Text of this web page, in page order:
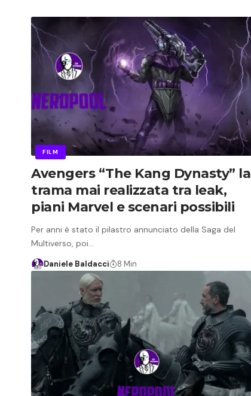
FILM
Avengers “The Kang Dynasty” la
trama mai realizzata tra leak,
piani Marvel e scenari possibili
Per anni è stato il pilastro annunciato della Saga del
Multiverso, poi…
Daniele Baldacci 8 Min